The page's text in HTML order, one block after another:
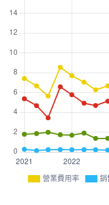
營業費用率 銷